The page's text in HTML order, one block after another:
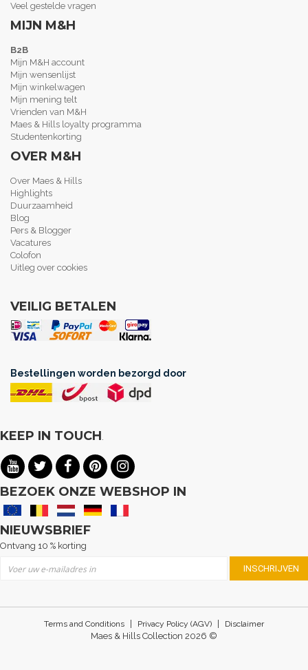
Veel gestelde vragen
MIJN M&H
B2B
Mijn M&H account
Mijn wensenlijst
Mijn winkelwagen
Mijn mening telt
Vrienden van M&H
Maes & Hills loyalty programma
Studentenkorting
OVER M&H
Over Maes & Hills
Highlights
Duurzaamheid
Blog
Pers & Blogger
Vacatures
Colofon
Uitleg over cookies
VEILIG BETALEN
Bestellingen worden bezorgd door
KEEP IN TOUCH
BEZOEK ONZE WEBSHOP IN
NIEUWSBRIEF
Ontvang 10 % korting
INSCHRIJVEN
Terms and Conditions | Privacy Policy (AGV) | Disclaimer
Maes & Hills Collection 2026 ©